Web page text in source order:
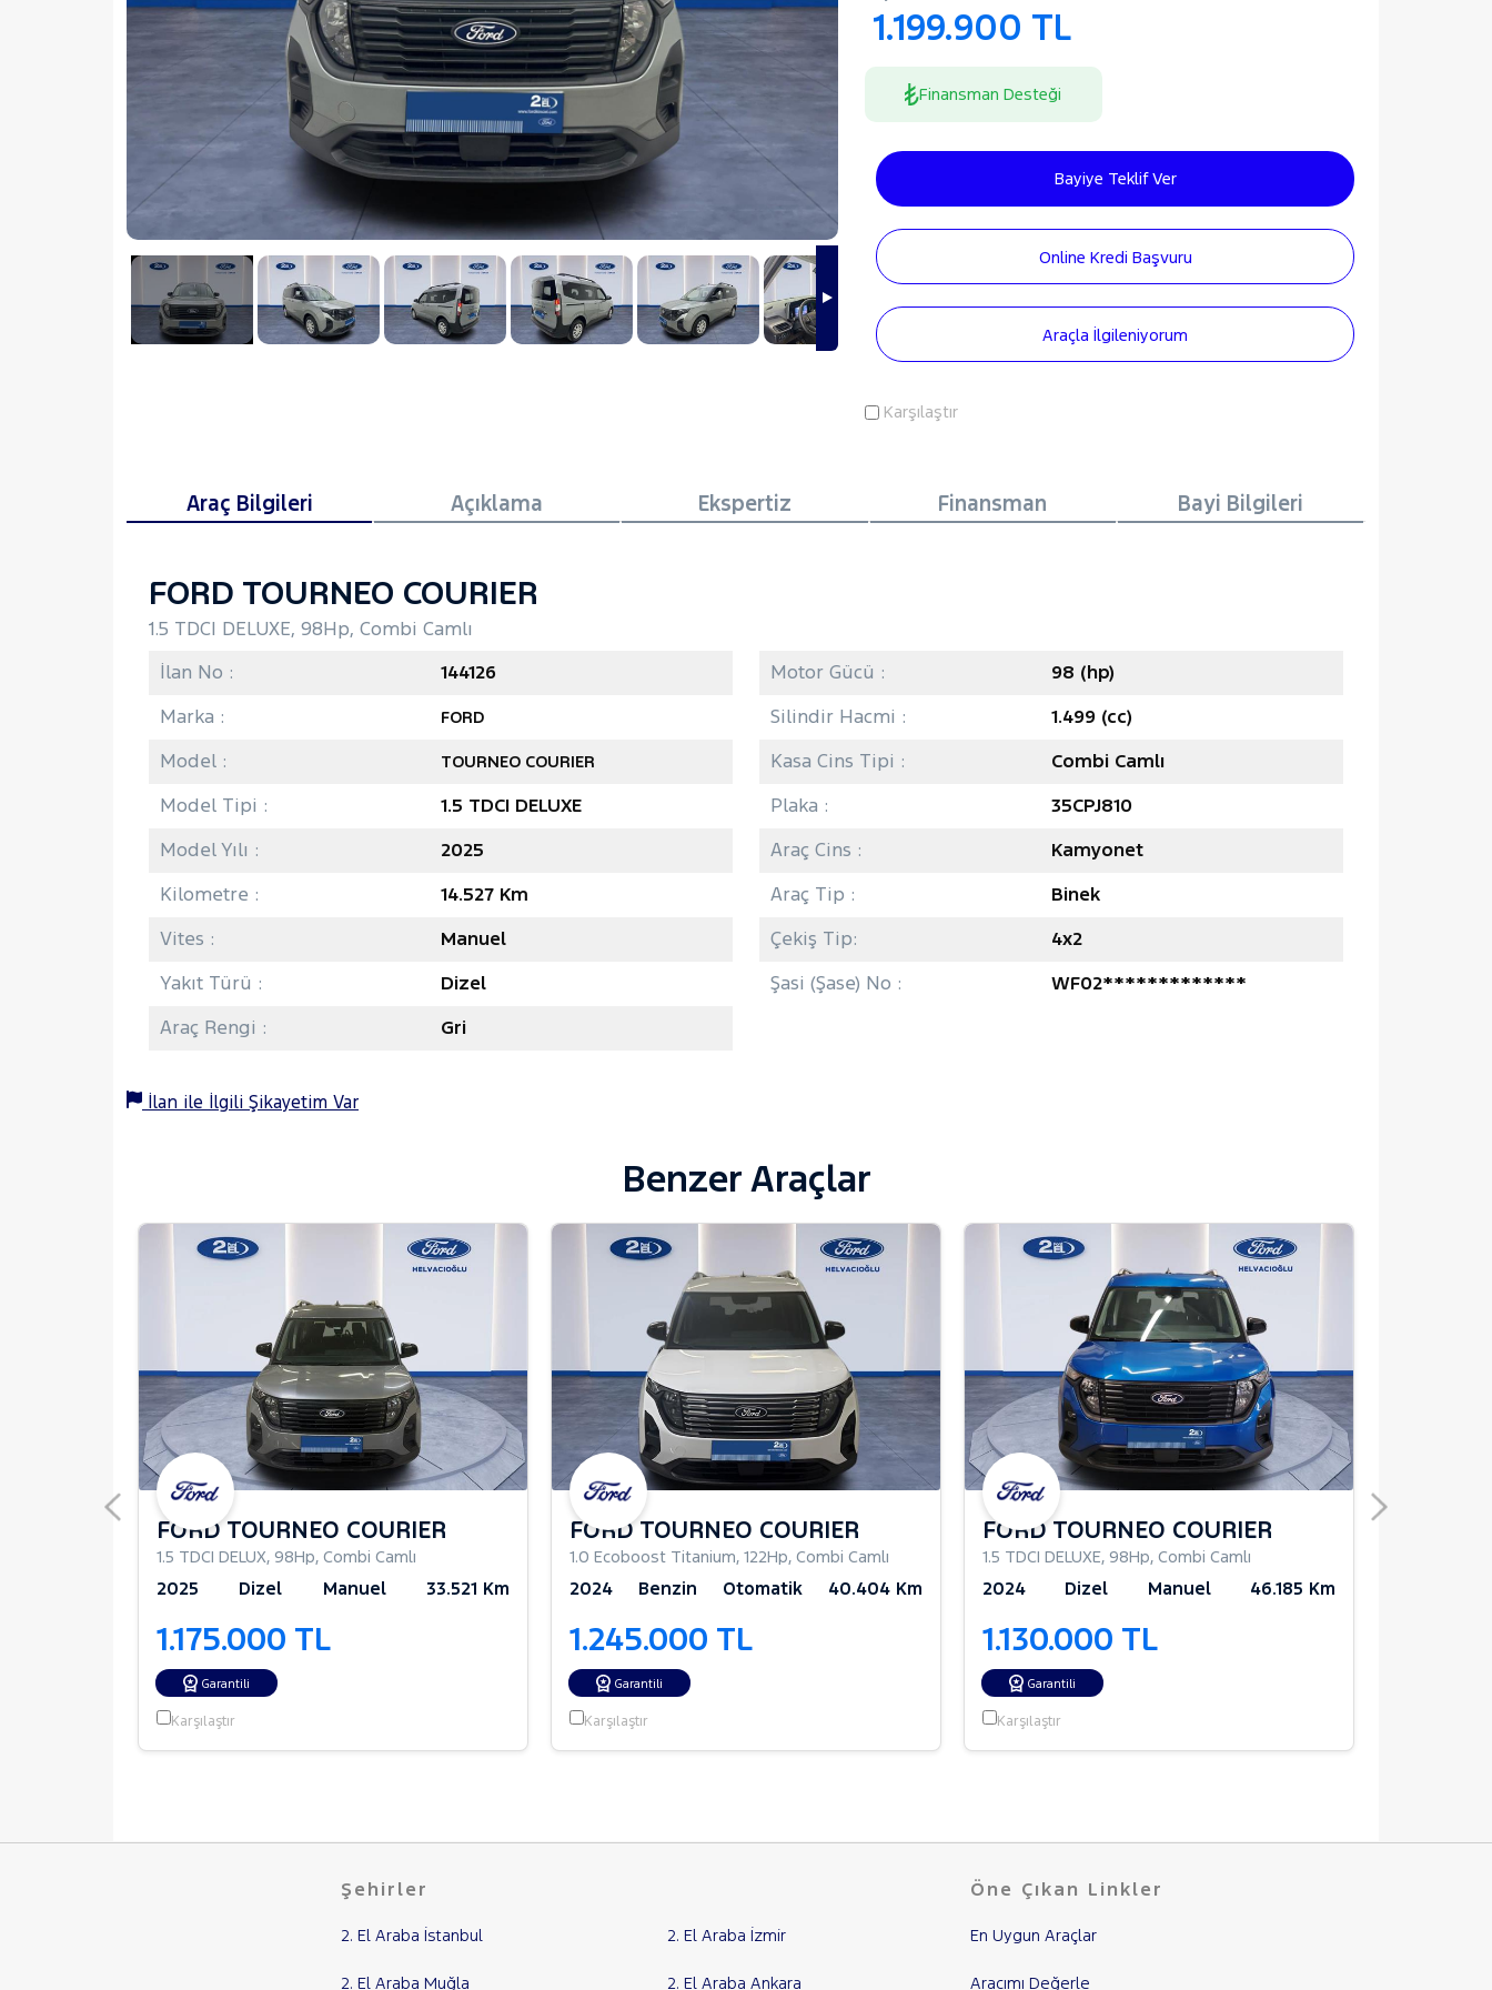
1.199.900 TL
Finansman Desteği
Bayiye Teklif Ver
Online Kredi Başvuru
Araçla İlgileniyorum
Karşılaştır
Araç Bilgileri Açıklama Ekspertiz Finansman Bayi Bilgileri
FORD TOURNEO COURIER
1.5 TDCI DELUXE, 98Hp, Combi Camlı
İlan No :
144126
Marka :
FORD
Model : TOURNEO COURIER
Model Tipi :
1.5 TDCI DELUXE
Model Yılı :
2025
Kilometre :
14.527 Km
Vites :
Manuel
Yakıt Türü :
Dizel
Araç Rengi :
Gri
Motor Gücü :
98 (hp)
Silindir Hacmi :
1.499 (cc)
Kasa Cins Tipi :
Combi Camlı
Plaka :
35CPJ810
Araç Cins :
Kamyonet
Araç Tip :
Binek
Çekiş Tip:
4x2
Şasi (Şase) No :
WF02*************
İlan ile İlgili Şikayetim Var
Benzer Araçlar
FORD TOURNEO COURIER
1.5 TDCI DELUX, 98Hp, Combi Camlı
2025 Dizel Manuel 33.521 Km
1.175.000 TL
Garantili
Karşılaştır
FORD TOURNEO COURIER
1.0 Ecoboost Titanium, 122Hp, Combi Camlı
2024 Benzin Otomatik 40.404 Km
1.245.000 TL
Garantili
Karşılaştır
FORD TOURNEO COURIER
1.5 TDCI DELUXE, 98Hp, Combi Camlı
2024 Dizel Manuel 46.185 Km
1.130.000 TL
Garantili
Karşılaştır
Şehirler
2. El Araba İstanbul 2. El Araba İzmir
2. El Araba Muğla 2. El Araba Ankara
Öne Çıkan Linkler
En Uygun Araçlar
Aracımı Değerle